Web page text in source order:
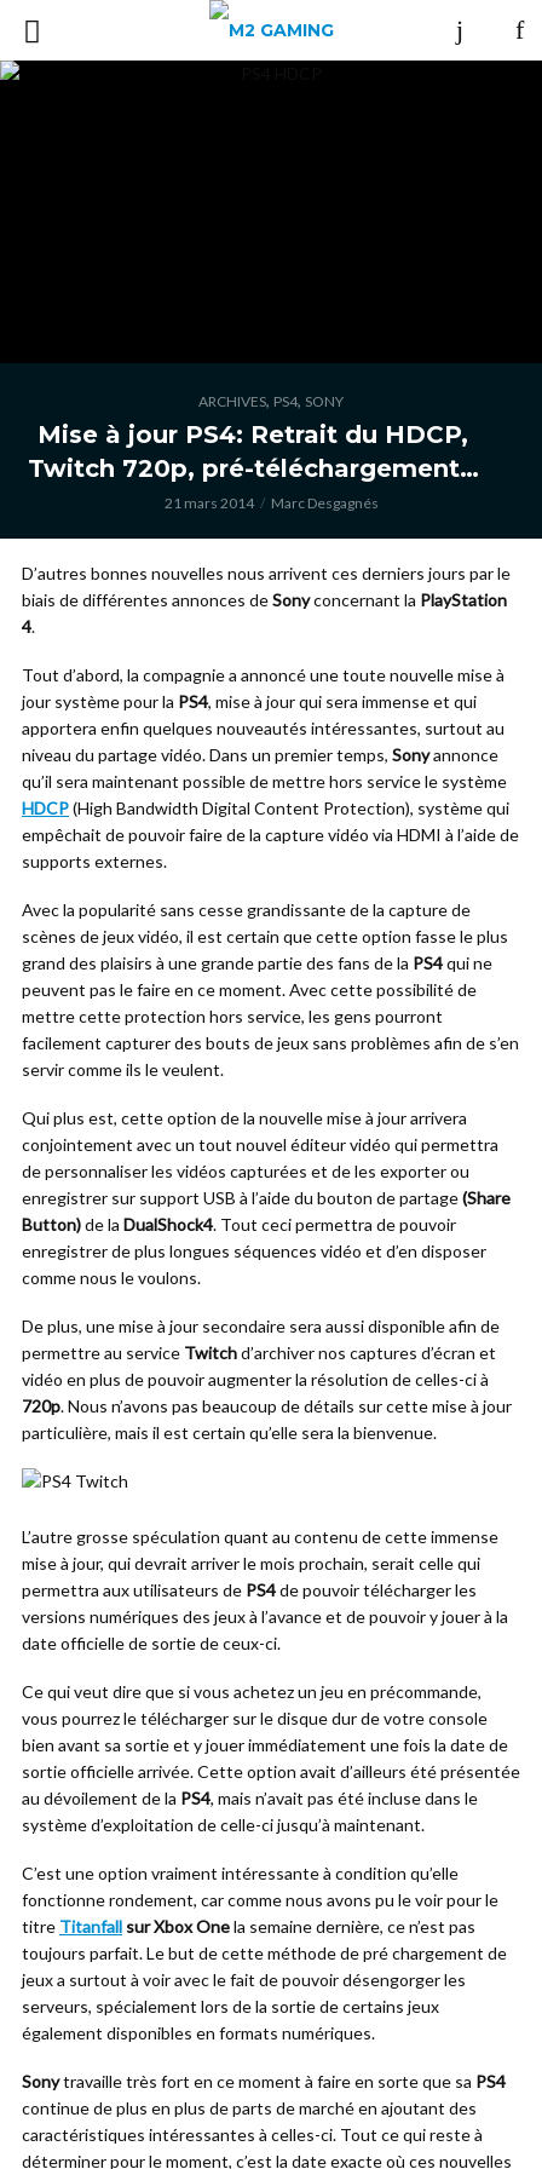
ARCHIVES, PS4, SONY
Mise à jour PS4: Retrait du HDCP,
Twitch 720p, pré-téléchargement…
21 mars 2014 Marc Desgagnés
D’autres bonnes nouvelles nous arrivent ces derniers jours par le
biais de différentes annonces deSonyconcernant la PlayStation
4.
Tout d’abord, la compagnie a annoncé une toute nouvelle mise à
jour système pour la PS4, mise à jour qui sera immense et qui
apportera enfin quelques nouveautés intéressantes, surtout au
niveau du partage vidéo. Dans un premier temps, Sonyannonce
qu’il sera maintenant possible de mettre hors service le système
HDCP(High Bandwidth Digital Content Protection), système qui
empêchait de pouvoir faire de la capture vidéo via HDMI à l’aide de
supports externes.
Avec la popularité sans cesse grandissante de la capture de
scènes de jeux vidéo, il est certain que cette option fasse le plus
grand des plaisirs à une grande partie des fans de la PS4qui ne
peuvent pas le faire en ce moment. Avec cette possibilité de
mettre cette protection hors service, les gens pourront
facilement capturer des bouts de jeux sans problèmes afin de s’en
servir comme ils le veulent.
Qui plus est, cette option de la nouvelle mise à jour arrivera
conjointement avec un tout nouvel éditeur vidéo qui permettra
de personnaliser les vidéos capturées et de les exporter ou
enregistrer sur support USB à l’aide du bouton de partage(Share
Button)de la DualShock4. Tout ceci permettra de pouvoir
enregistrer de plus longues séquences vidéo et d’en disposer
comme nous le voulons.
De plus, une mise à jour secondaire sera aussi disponible afin de
permettre au service Twitchd’archiver nos captures d’écran et
vidéo en plus de pouvoir augmenter la résolution de celles-ci à
720p. Nous n’avons pas beaucoup de détails sur cette mise à jour
particulière, mais il est certain qu’elle sera la bienvenue.
L’autre grosse spéculation quant au contenu de cette immense
mise à jour, qui devrait arriver le mois prochain, serait celle qui
permettra aux utilisateurs de PS4de pouvoir télécharger les
versions numériques des jeux à l’avance et de pouvoir y jouer à la
date officielle de sortie de ceux-ci.
Ce qui veut dire que si vous achetez un jeu en précommande,
vous pourrez le télécharger sur le disque dur de votre console
bien avant sa sortie et y jouer immédiatement une fois la date de
sortie officielle arrivée. Cette option avait d’ailleurs été présentée
au dévoilement de la PS4, mais n’avait pas été incluse dans le
système d’exploitation de celle-ci jusqu’à maintenant.
C’est une option vraiment intéressante à condition qu’elle
fonctionne rondement, car comme nous avons pu le voir pour le
titre Titanfall sur Xbox Onela semaine dernière, ce n’est pas
toujours parfait. Le but de cette méthode de pré chargement de
jeux a surtout à voir avec le fait de pouvoir désengorger les
serveurs, spécialement lors de la sortie de certains jeux
également disponibles en formats numériques.
Sonytravaille très fort en ce moment à faire en sorte que sa PS4
continue de plus en plus de parts de marché en ajoutant des
caractéristiques intéressantes à celles-ci. Tout ce qui reste à
déterminer pour le moment, c’est la date exacte où ces nouvelles